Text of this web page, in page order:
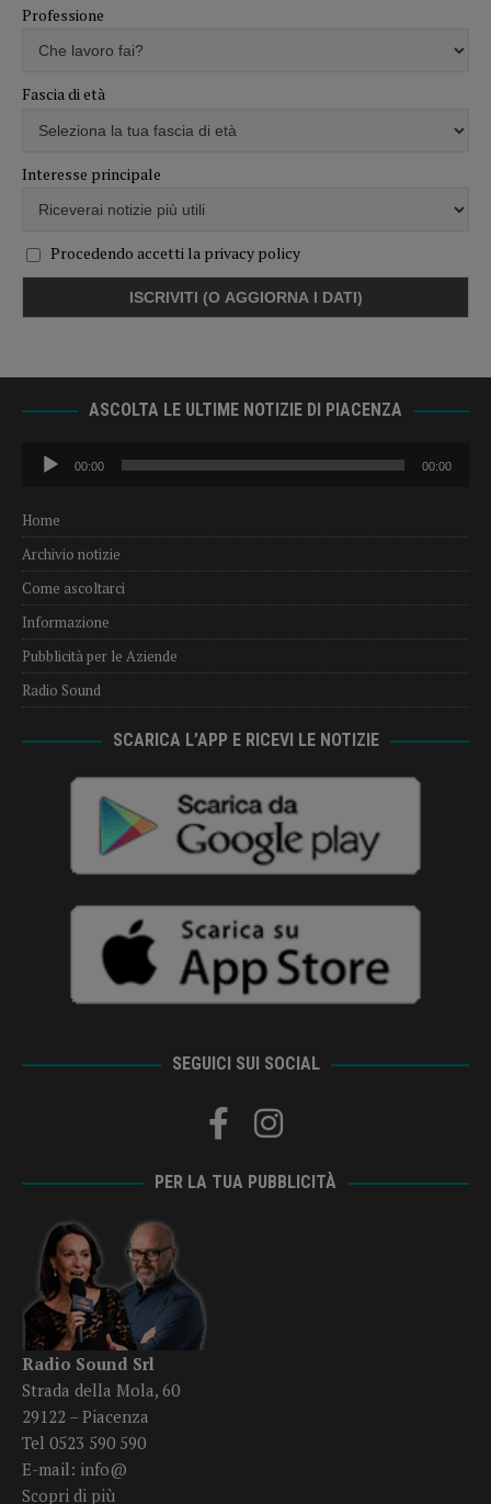
Professione
Fascia di età
Interesse principale
Procedendo accetti la privacy policy
ASCOLTA LE ULTIME NOTIZIE DI PIACENZA
Audio
Player
00:00 00:00
Home
Archivio notizie
Come ascoltarci
Informazione
Pubblicità per le Aziende
Radio Sound
SCARICA L’APP E RICEVI LE NOTIZIE
SEGUICI SUI SOCIAL
PER LA TUA PUBBLICITÀ
Radio Sound Srl
Strada della Mola, 60
29122 – Piacenza
Tel 0523 590 590
E-mail: info@
Scopri di più